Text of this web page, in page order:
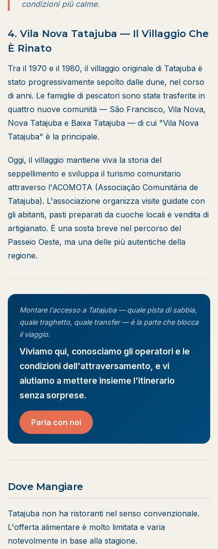
condizioni più calme.
4. Vila Nova Tatajuba — Il Villaggio Che
È Rinato
Tra il 1970 e il 1980, il villaggio originale di Tatajuba è
stato progressivamente sepolto dalle dune, nel corso
di anni. Le famiglie di pescatori sono state trasferite in
quattro nuove comunità — São Francisco, Vila Nova,
Nova Tatajuba e Baixa Tatajuba — di cui "Vila Nova
Tatajuba" è la principale.
Oggi, il villaggio mantiene viva la storia del
seppellimento e sviluppa il turismo comunitario
attraverso l'ACOMOTA (Associação Comunitária de
Tatajuba). L'associazione organizza visite guidate con
gli abitanti, pasti preparati da cuoche locali e vendita di
artigianato. È una sosta breve nel percorso del
Passeio Oeste, ma una delle più autentiche della
regione.
Montare l'accesso a Tatajuba — quale pista di sabbia,
quale traghetto, quale transfer — è la parte che blocca
il viaggio.
Viviamo qui, conosciamo gli operatori e le
condizioni dell'attraversamento, e vi
aiutiamo a mettere insieme l'itinerario
senza sorprese.
Parla con noi
Dove Mangiare
Tatajuba non ha ristoranti nel senso convenzionale.
L'offerta alimentare è molto limitata e varia
notevolmente in base alla stagione.